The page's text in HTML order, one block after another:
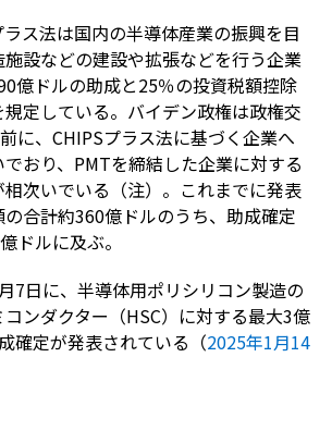
ス法は国内の半導体産業の振興を目
設などの建設や拡張などを行う企業
億ドルの助成と25％の投資税額控除
定している。バイデン政権は政権交
に、CHIPSプラス法に基づく企業へ
おり、PMTを締結した企業に対する
次いでいる（注）。これまでに発表
合計約360億ドルのうち、助成確定
ドルに及ぶ。
7日に、半導体用ポリシリコン製造の
ンダクター（HSC）に対する最大3億
確定が発表されている（2025年1月14